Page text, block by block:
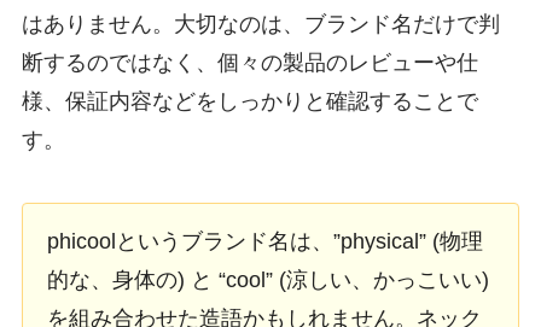
はありません。大切なのは、ブランド名だけで判
断するのではなく、個々の製品のレビューや仕
様、保証内容などをしっかりと確認することで
す。
phicoolというブランド名は、”physical” (物理
的な、身体の) と “cool” (涼しい、かっこいい)
を組み合わせた造語かもしれません。ネック